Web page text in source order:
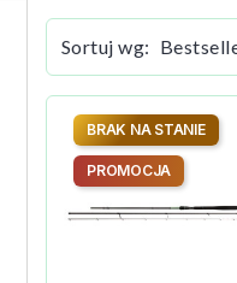
Sortuj wg:
BRAK NA STANIE
PROMOCJA